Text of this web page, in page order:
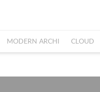
MODERN ARCHI CLOUD